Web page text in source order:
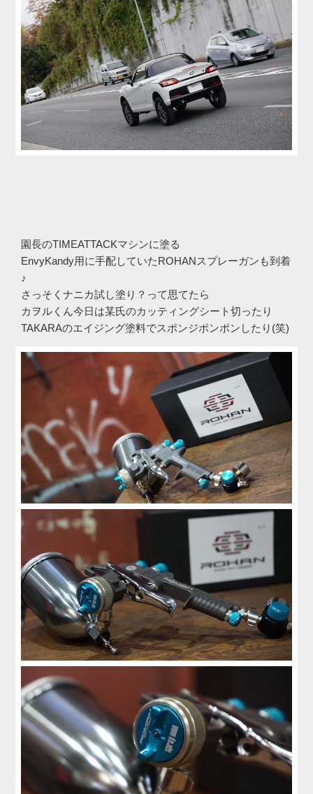
園長のTIMEATTACKマシンに塗る
EnvyKandy用に手配していたROHANスプレーガンも到着
♪
さっそくナニカ試し塗り？って思てたら
カヲルくん今日は某氏のカッティングシート切ったり
TAKARAのエイジング塗料でスポンジポンポンしたり(笑)